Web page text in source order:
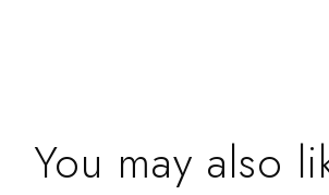
You may also